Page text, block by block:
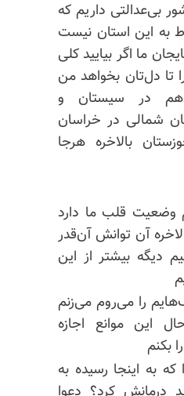
بی‌عدالتی داریم که
به این استان نیست
ما اگر بیایید کلی
تا دل‌تان بخواهد من
در سیستان و
شمالی در خراسان
بالاخره هرجا
وضعیت قلب ما دارد
آن توانش آن‌قدر
دیگه بیشتر از این
را می‌روم می‌زنم
این موانع اجازه
بکنم
به اینجا رسیده به